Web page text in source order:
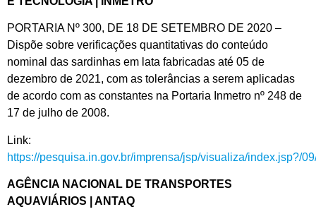
PORTARIA Nº 300, DE 18 DE SETEMBRO DE 2020 –
Dispõe sobre verificações quantitativas do conteúdo
nominal das sardinhas em lata fabricadas até 05 de
dezembro de 2021, com as tolerâncias a serem aplicadas
de acordo com as constantes na Portaria Inmetro nº 248 de
17 de julho de 2008.
Link:
https://pesquisa.in.gov.br/imprensa/jsp/visualiza/index.jsp?/
AGÊNCIA NACIONAL DE TRANSPORTES
AQUAVIÁRIOS | ANTAQ